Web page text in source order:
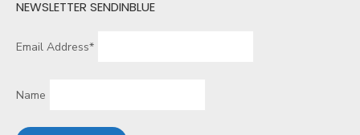
NEWSLETTER SENDINBLUE
Email Address*
Name